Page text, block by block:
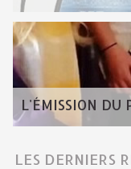
L'ÉMISSION DU
LES DERNIERS